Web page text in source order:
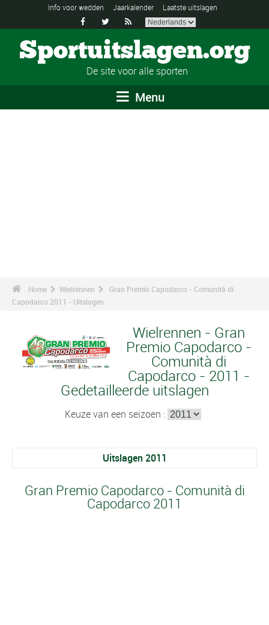
Info voor wedden Jaarkalender Laatste uitslagen
  
Sportuitslagen.org
De site voor alle sporten
Menu
Home Wielrennen
Gran Premio Capodarco - Comunità di
Capodarco 2011 - Uitslagen
Wielrennen - Gran
Premio Capodarco -
Comunità di
Capodarco - 2011 -
Gedetailleerde uitslagen
Keuze van een seizoen :
Uitslagen 2011
Gran Premio Capodarco - Comunità di
Capodarco 2011